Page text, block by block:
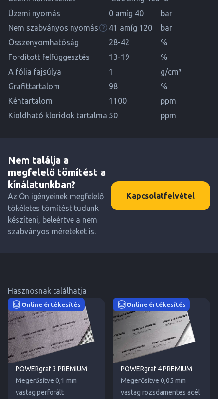
Üzemi nyomás
0 amíg 40
bar
Nem szabványos nyomás
41 amíg 120
bar
Összenyomhatóság
28-42
%
Fordított felfüggesztés
13-19
%
A fólia fajsúlya
1
g/cm³
Grafittartalom
98
%
Kéntartalom
1100
ppm
Kioldható kloridok tartalma 50 ppm
Nem találja a
megfelelő tömítést a
kínálatunkban?
Az Ön igényeinek megfelelő
tökéletes tömítést tudunk
készíteni, beleértve a nem
szabványos méreteket is.
Kapcsolatfelvétel
Hasznosnak találhatja
Online értékesítés
POWERgraf 3 PREMIUM
Megerősítve 0,1 mm
vastag perforált
Online értékesítés
POWERgraf 4 PREMIUM
Megerősítve 0,05 mm
vastag rozsdamentes acél